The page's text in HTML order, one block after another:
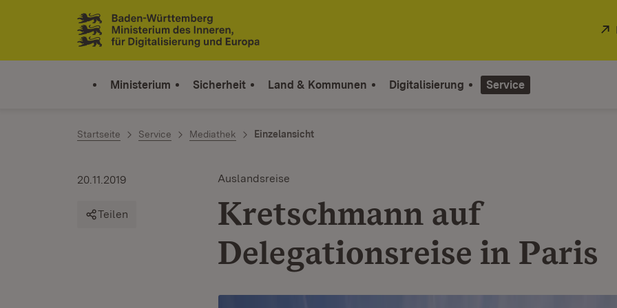
Zum Inhalt springen
Link zur Startseite
Ministerium Sicherheit Land & Kommunen Digitalisierung Service
Startseite Service Mediathek Einzelansicht
Auslandsreise
Kretschmann auf
Delegationsreise in Paris
20.11.2019
Teilen